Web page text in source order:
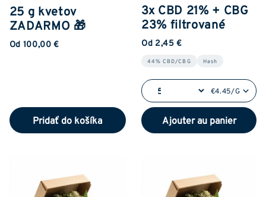
25 g kvetov
ZADARMO 🎁
Od 100,00 €
Pridať do košíka
3x CBD 21% + CBG
23% filtrované
Od 2,45 €
44% CBD/CBG Hash
€4.45/G
Ajouter au panier